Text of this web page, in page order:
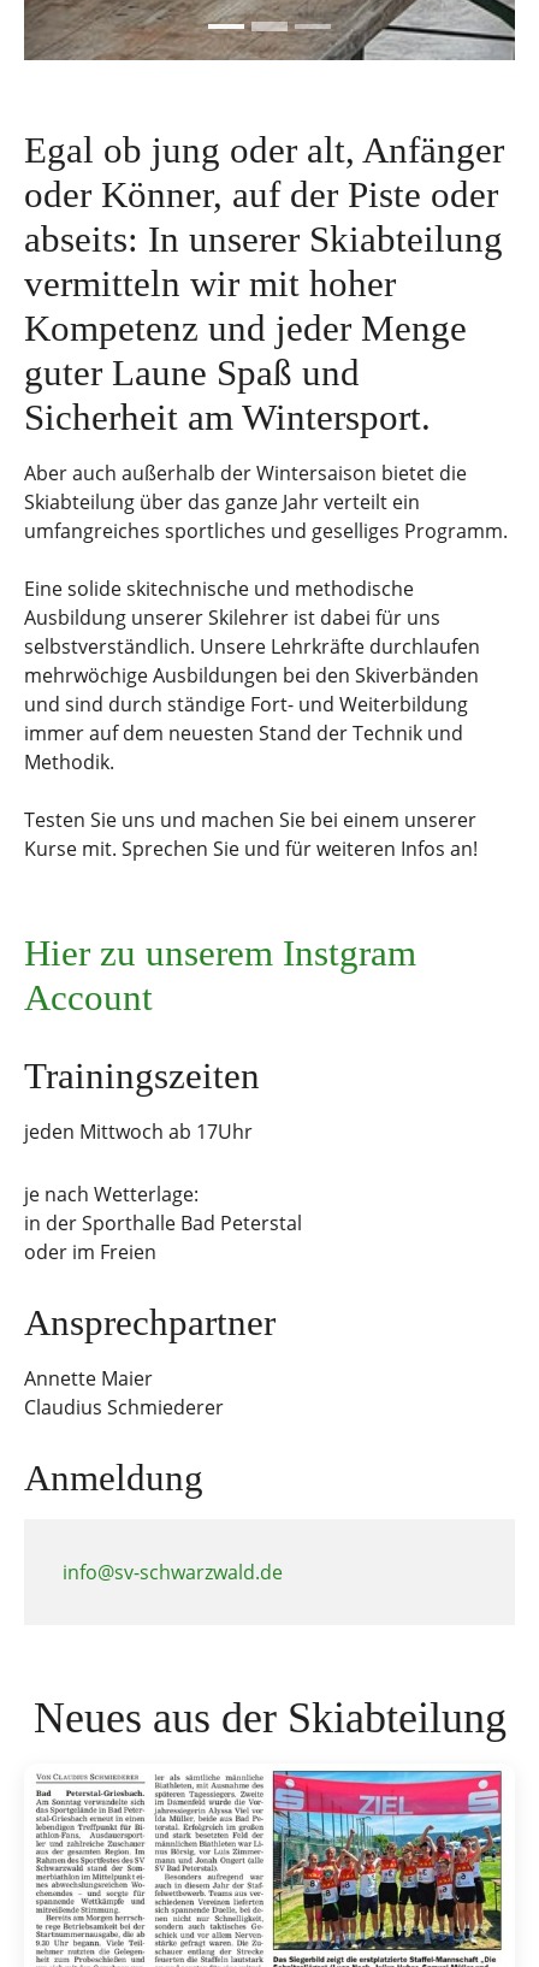
Egal ob jung oder alt, Anfänger
oder Könner, auf der Piste oder
abseits: In unserer Skiabteilung
vermitteln wir mit hoher
Kompetenz und jeder Menge
guter Laune Spaß und
Sicherheit am Wintersport.
Aber auch außerhalb der Wintersaison bietet die
Skiabteilung über das ganze Jahr verteilt ein
umfangreiches sportliches und geselliges Programm.
Eine solide skitechnische und methodische
Ausbildung unserer Skilehrer ist dabei für uns
selbstverständlich. Unsere Lehrkräfte durchlaufen
mehrwöchige Ausbildungen bei den Skiverbänden
und sind durch ständige Fort- und Weiterbildung
immer auf dem neuesten Stand der Technik und
Methodik.
Testen Sie uns und machen Sie bei einem unserer
Kurse mit. Sprechen Sie und für weiteren Infos an!
Hier zu unserem Instgram
Account
Trainingszeiten
jeden Mittwoch ab 17Uhr
je nach Wetterlage:
in der Sporthalle Bad Peterstal
oder im Freien
Ansprechpartner
Annette Maier
Claudius Schmiederer
Anmeldung
info@sv-schwarzwald.de
Neues aus der Skiabteilung